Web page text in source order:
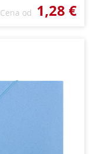
Cena od 1,28 €